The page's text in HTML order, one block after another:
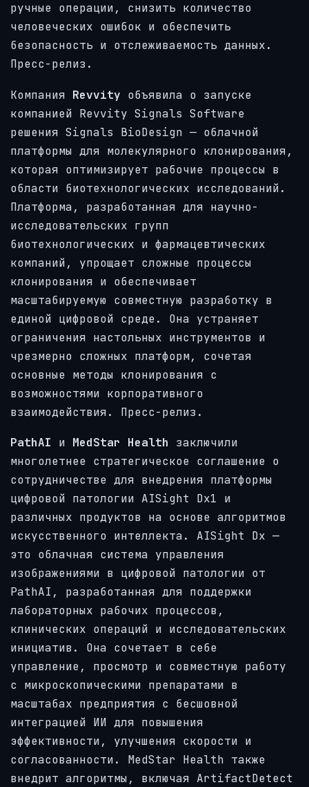
ручные операции, снизить количество
человеческих ошибок и обеспечить
безопасность и отслеживаемость данных.
Пресс-релиз.
Компания Revvity объявила о запуске
компанией Revvity Signals Software
решения Signals BioDesign — облачной
платформы для молекулярного клонирования,
которая оптимизирует рабочие процессы в
области биотехнологических исследований.
Платформа, разработанная для научно-
исследовательских групп
биотехнологических и фармацевтических
компаний, упрощает сложные процессы
клонирования и обеспечивает
масштабируемую совместную разработку в
единой цифровой среде. Она устраняет
ограничения настольных инструментов и
чрезмерно сложных платформ, сочетая
основные методы клонирования с
возможностями корпоративного
взаимодействия. Пресс-релиз.
PathAI и MedStar Health заключили
многолетнее стратегическое соглашение о
сотрудничестве для внедрения платформы
цифровой патологии AISight Dx1 и
различных продуктов на основе алгоритмов
искусственного интеллекта. AISight Dx —
это облачная система управления
изображениями в цифровой патологии от
PathAI, разработанная для поддержки
лабораторных рабочих процессов,
клинических операций и исследовательских
инициатив. Она сочетает в себе
управление, просмотр и совместную работу
с микроскопическими препаратами в
масштабах предприятия с бесшовной
интеграцией ИИ для повышения
эффективности, улучшения скорости и
согласованности. MedStar Health также
внедрит алгоритмы, включая ArtifactDetect